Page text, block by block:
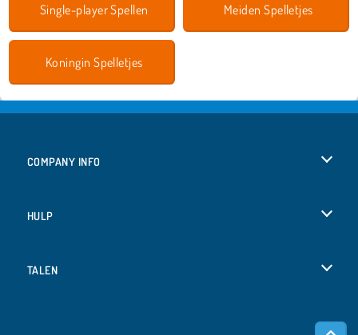
Single-player Spellen Meiden Spelletjes
Koningin Spelletjes
COMPANY INFO
HULP
TALEN